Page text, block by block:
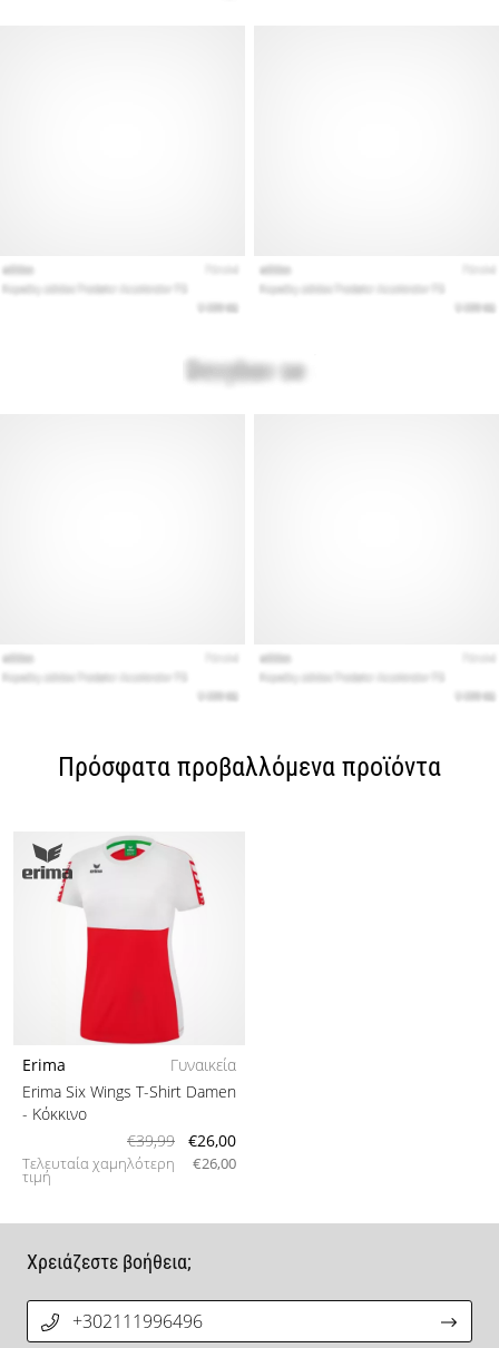
Πρόσφατα προβαλλόμενα προϊόντα
Erima
Γυναικεία
Erima Six Wings T-Shirt Damen
- Κόκκινο
€39,99
€26,00
Τελευταία χαμηλότερη
τιμή
€26,00
Χρειάζεστε βοήθεια;
+302111996496